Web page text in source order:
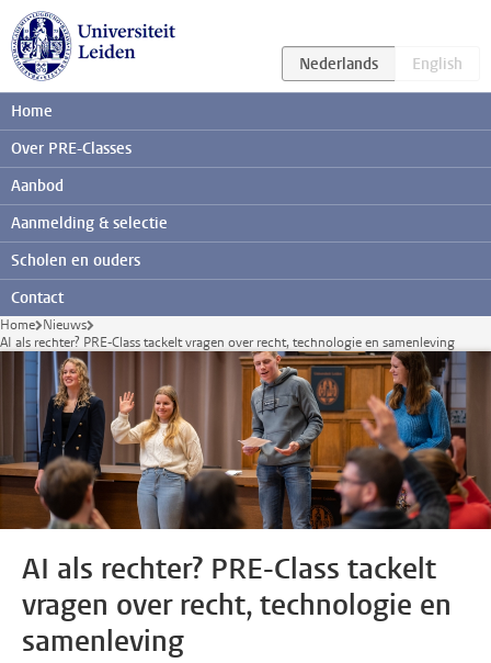
Ga direct naar de inhoud
Home
Over PRE-Classes
Aanbod
Aanmelding & selectie
Scholen en ouders
Contact
Home Nieuws
AI als rechter? PRE-Class tackelt vragen over recht, technologie en samenleving
AI als rechter? PRE-Class tackelt
vragen over recht, technologie en
samenleving